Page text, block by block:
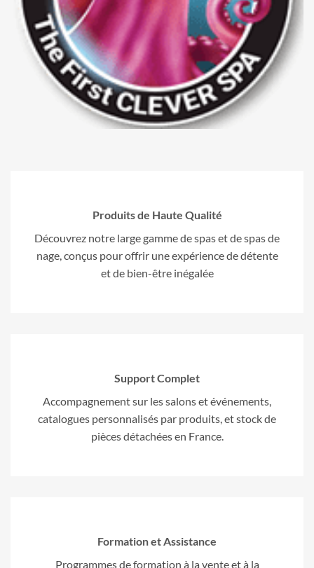
Produits de Haute Qualité
Découvrez notre large gamme de spas et de spas de
nage, conçus pour offrir une expérience de détente
et de bien-être inégalée
Support Complet
Accompagnement sur les salons et événements,
catalogues personnalisés par produits, et stock de
pièces détachées en France.
Formation et Assistance
Programmes de formation à la vente et à la